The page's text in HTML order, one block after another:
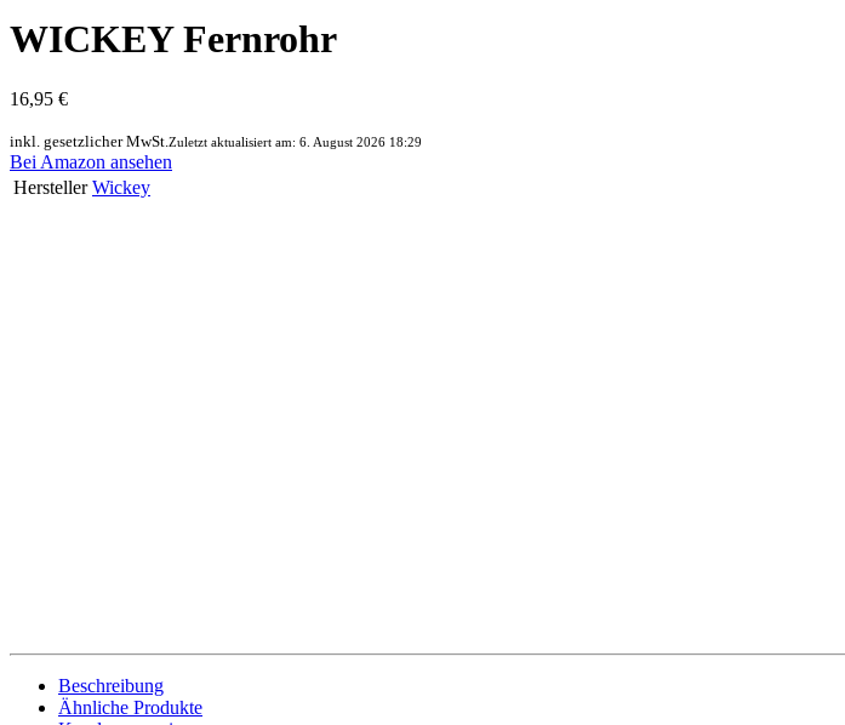
WICKEY Fernrohr
16,95 €
inkl. gesetzlicher MwSt. Zuletzt aktualisiert am: 6. August 2026 18:29
Bei Amazon ansehen
Hersteller Wickey
Beschreibung
Ähnliche Produkte